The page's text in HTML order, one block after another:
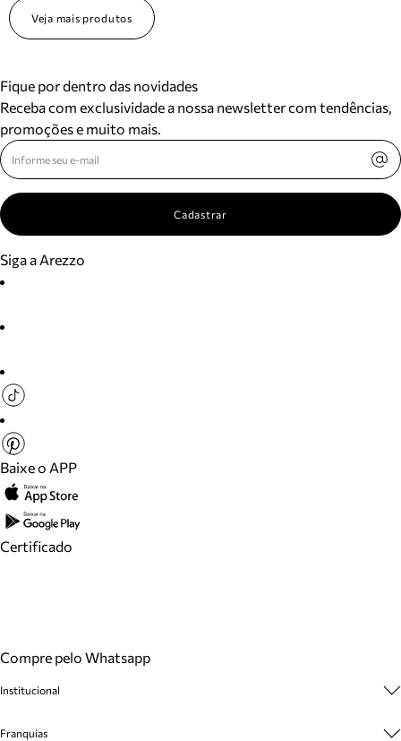
Veja mais produtos
Fique por dentro das novidades
Receba com exclusividade a nossa newsletter com tendências,
promoções e muito mais.
Cadastrar
Siga a Arezzo
Baixe o APP
Certificado
Compre pelo Whatsapp
Institucional
Franquias